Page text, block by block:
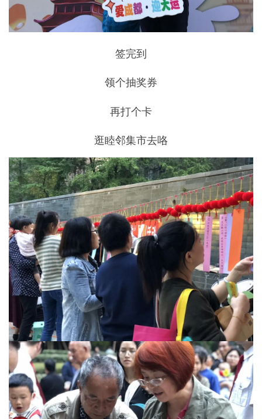
签完到
领个抽奖券
再打个卡
逛睦邻集市去咯